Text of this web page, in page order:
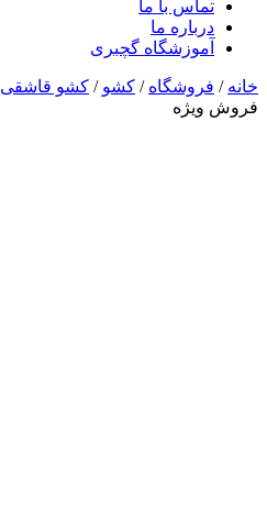
تماس با ما
درباره ما
آموزشگاه گچبری
خانه / فروشگاه / کشو / کشو قاشقی
فروش ویژه